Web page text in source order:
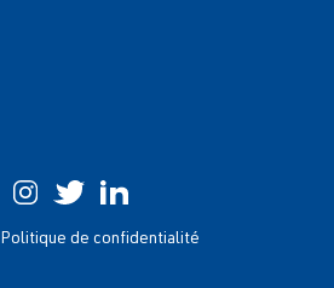
Politique de confidentialité